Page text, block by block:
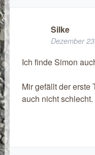
Silke
Dezember
Ich finde Simon
Mir gefällt der erste
auch nicht schlecht.